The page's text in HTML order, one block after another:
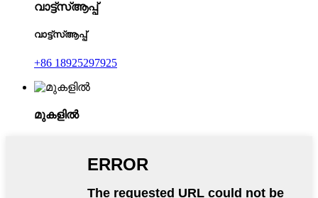
വാട്ട്‌സ്ആപ്പ്
വാട്ട്‌സ്ആപ്പ്
+86 18925297925
മുകളിൽ